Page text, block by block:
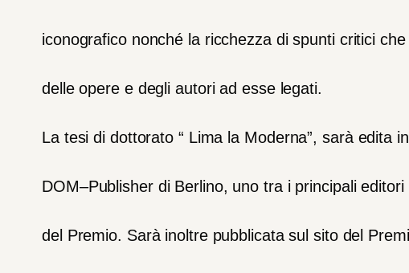
iconografico nonché la ricchezza di spunti critici che
delle opere e degli autori ad esse legati.
La tesi di dottorato “ Lima la Moderna”, sarà edita in
DOM–Publisher di Berlino, uno tra i principali editori
del Premio. Sarà inoltre pubblicata sul sito del